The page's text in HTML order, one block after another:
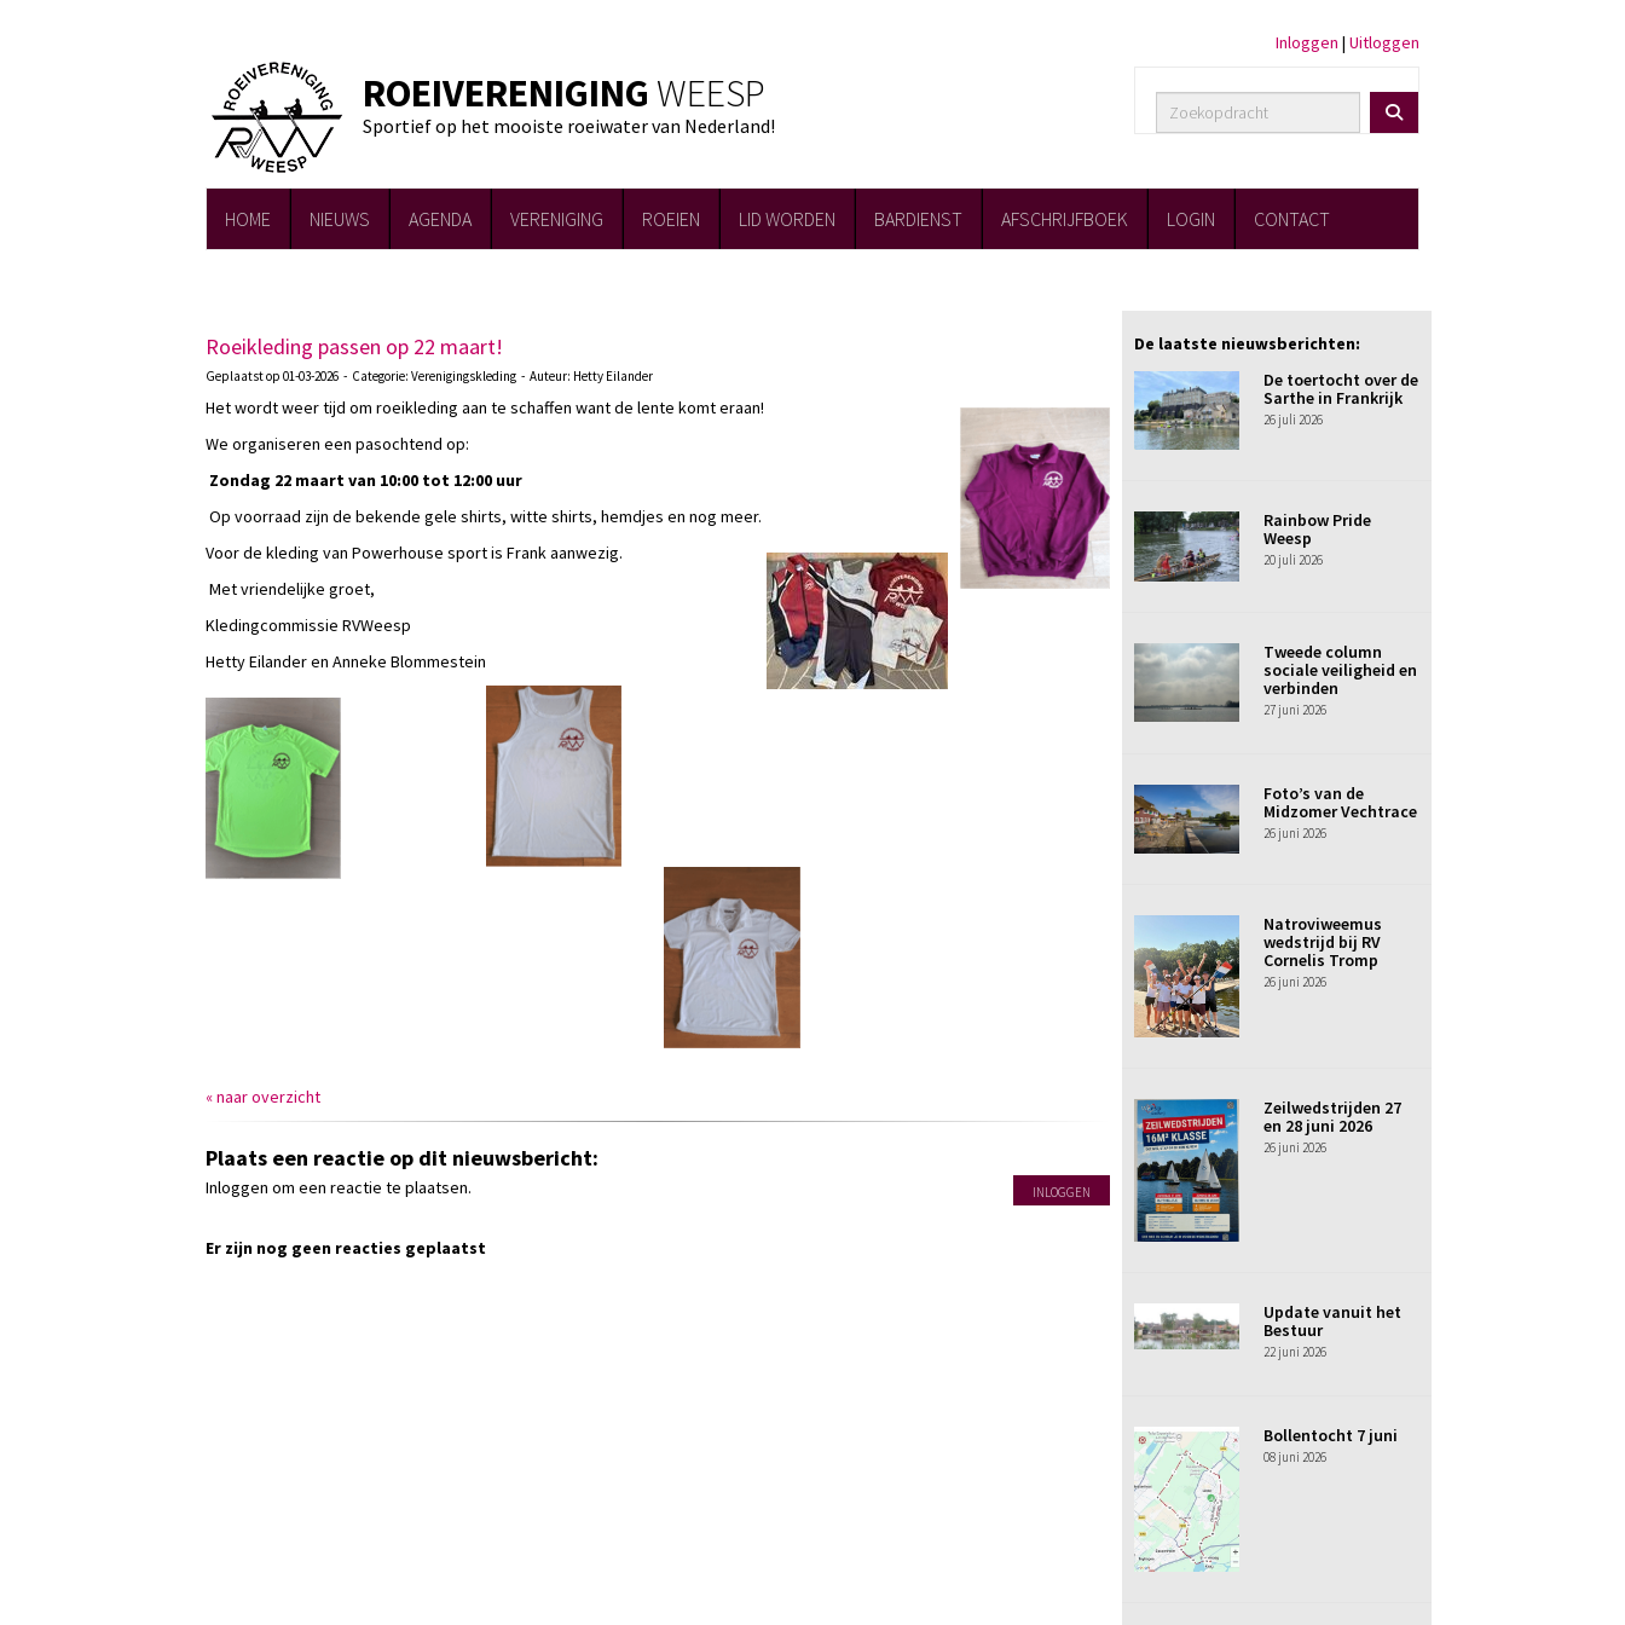
ROEIVERENIGING WEESP
Sportief op het mooiste roeiwater van Nederland!
Inloggen | Uitloggen
HOME NIEUWS AGENDA VERENIGING ROEIEN LID WORDEN BARDIENST AFSCHRIJFBOEK LOGIN CONTACT
Roeikleding passen op 22 maart!
Geplaatst op 01-03-2026 - Categorie: Verenigingskleding - Auteur: Hetty Eilander
Het wordt weer tijd om roeikleding aan te schaffen want de lente komt eraan!
We organiseren een pasochtend op:
Zondag 22 maart van 10:00 tot 12:00 uur
Op voorraad zijn de bekende gele shirts, witte shirts, hemdjes en nog meer.
Voor de kleding van Powerhouse sport is Frank aanwezig.
Met vriendelijke groet,
Kledingcommissie RVWeesp
Hetty Eilander en Anneke Blommestein
« naar overzicht
Plaats een reactie op dit nieuwsbericht:
Inloggen om een reactie te plaatsen. INLOGGEN
Er zijn nog geen reacties geplaatst
De laatste nieuwsberichten:
De toertocht over de
Sarthe in Frankrijk
26 juli 2026
Rainbow Pride
Weesp
20 juli 2026
Tweede column
sociale veiligheid en
verbinden
27 juni 2026
Foto’s van de
Midzomer Vechtrace
26 juni 2026
Natroviweemus
wedstrijd bij RV
Cornelis Tromp
26 juni 2026
Zeilwedstrijden 27
en 28 juni 2026
26 juni 2026
Update vanuit het
Bestuur
22 juni 2026
Bollentocht 7 juni
08 juni 2026